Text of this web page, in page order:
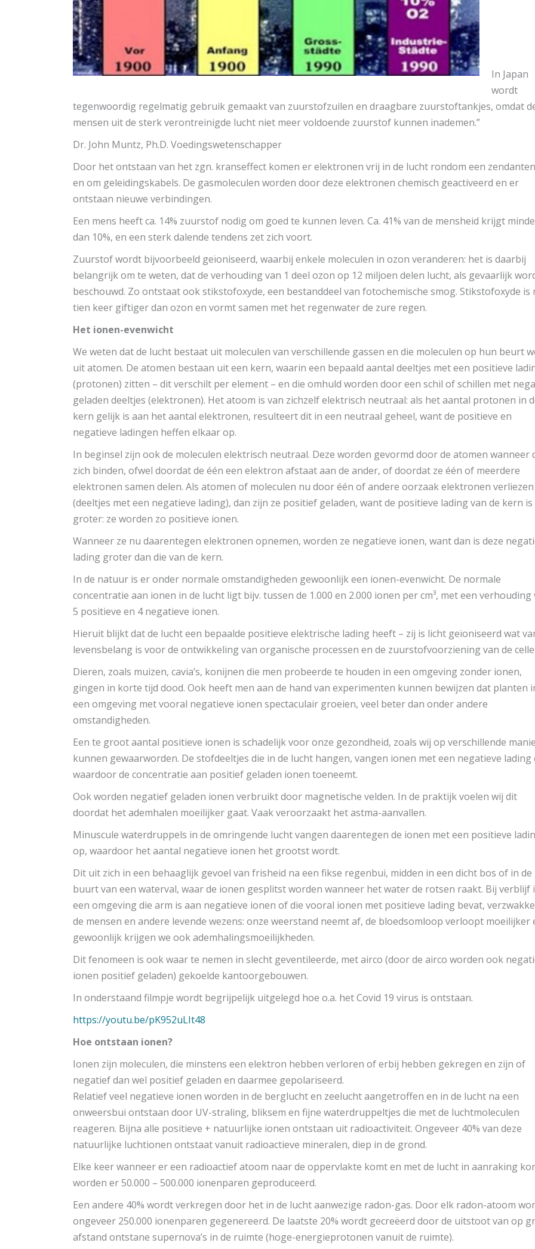
In Japan
wordt
tegenwoordig regelmatig gebruik gemaakt van zuurstofzuilen en draagbare zuurstoftankjes, omdat
mensen uit de sterk verontreinigde lucht niet meer voldoende zuurstof kunnen inademen.”
Dr. John Muntz, Ph.D. Voedingswetenschapper
Door het ontstaan van het zgn. kranseffect komen er elektronen vrij in de lucht rondom een
en om geleidingskabels. De gasmoleculen worden door deze elektronen chemisch geactiveerd en er
ontstaan nieuwe verbindingen.
Een mens heeft ca. 14% zuurstof nodig om goed te kunnen leven. Ca. 41% van de mensheid krijgt
dan 10%, en een sterk dalende tendens zet zich voort.
Zuurstof wordt bijvoorbeeld geïoniseerd, waarbij enkele moleculen in ozon veranderen: het is daarbij
belangrijk om te weten, dat de verhouding van 1 deel ozon op 12 miljoen delen lucht, als gevaarlijk
beschouwd. Zo ontstaat ook stikstofoxyde, een bestanddeel van fotochemische smog. Stikstofoxyde is
tien keer giftiger dan ozon en vormt samen met het regenwater de zure regen.
Het ionen-evenwicht
We weten dat de lucht bestaat uit moleculen van verschillende gassen en die moleculen op hun beurt
uit atomen. De atomen bestaan uit een kern, waarin een bepaald aantal deeltjes met een positieve
(protonen) zitten – dit verschilt per element – en die omhuld worden door een schil of schillen met
geladen deeltjes (elektronen). Het atoom is van zichzelf elektrisch neutraal: als het aantal protonen in
kern gelijk is aan het aantal elektronen, resulteert dit in een neutraal geheel, want de positieve en
negatieve ladingen heffen elkaar op.
In beginsel zijn ook de moleculen elektrisch neutraal. Deze worden gevormd door de atomen wanneer
zich binden, ofwel doordat de één een elektron afstaat aan de ander, of doordat ze één of meerdere
elektronen samen delen. Als atomen of moleculen nu door één of andere oorzaak elektronen verliezen
(deeltjes met een negatieve lading), dan zijn ze positief geladen, want de positieve lading van de kern is
groter: ze worden zo positieve ionen.
Wanneer ze nu daarentegen elektronen opnemen, worden ze negatieve ionen, want dan is deze
lading groter dan die van de kern.
In de natuur is er onder normale omstandigheden gewoonlijk een ionen-evenwicht. De normale
concentratie aan ionen in de lucht ligt bijv. tussen de 1.000 en 2.000 ionen per cm³, met een verhouding
5 positieve en 4 negatieve ionen.
Hieruit blijkt dat de lucht een bepaalde positieve elektrische lading heeft – zij is licht geïoniseerd wat
levensbelang is voor de ontwikkeling van organische processen en de zuurstofvoorziening van de
Dieren, zoals muizen, cavia’s, konijnen die men probeerde te houden in een omgeving zonder ionen,
gingen in korte tijd dood. Ook heeft men aan de hand van experimenten kunnen bewijzen dat planten
een omgeving met vooral negatieve ionen spectaculair groeien, veel beter dan onder andere
omstandigheden.
Een te groot aantal positieve ionen is schadelijk voor onze gezondheid, zoals wij op verschillende
kunnen gewaarworden. De stofdeeltjes die in de lucht hangen, vangen ionen met een negatieve lading
waardoor de concentratie aan positief geladen ionen toeneemt.
Ook worden negatief geladen ionen verbruikt door magnetische velden. In de praktijk voelen wij dit
doordat het ademhalen moeilijker gaat. Vaak veroorzaakt het astma-aanvallen.
Minuscule waterdruppels in de omringende lucht vangen daarentegen de ionen met een positieve
op, waardoor het aantal negatieve ionen het grootst wordt.
Dit uit zich in een behaaglijk gevoel van frisheid na een fikse regenbui, midden in een dicht bos of in de
buurt van een waterval, waar de ionen gesplitst worden wanneer het water de rotsen raakt. Bij verblijf
een omgeving die arm is aan negatieve ionen of die vooral ionen met positieve lading bevat,
de mensen en andere levende wezens: onze weerstand neemt af, de bloedsomloop verloopt moeilijker
gewoonlijk krijgen we ook ademhalingsmoeilijkheden.
Dit fenomeen is ook waar te nemen in slecht geventileerde, met airco (door de airco worden ook
ionen positief geladen) gekoelde kantoorgebouwen.
In onderstaand filmpje wordt begrijpelijk uitgelegd hoe o.a. het Covid 19 virus is ontstaan.
https://youtu.be/pK952uLIt48
Hoe ontstaan ionen?
Ionen zijn moleculen, die minstens een elektron hebben verloren of erbij hebben gekregen en zijn of
negatief dan wel positief geladen en daarmee gepolariseerd.
Relatief veel negatieve ionen worden in de berglucht en zeelucht aangetroffen en in de lucht na een
onweersbui ontstaan door UV-straling, bliksem en fijne waterdruppeltjes die met de luchtmoleculen
reageren. Bijna alle positieve + natuurlijke ionen ontstaan uit radioactiviteit. Ongeveer 40% van deze
natuurlijke luchtionen ontstaat vanuit radioactieve mineralen, diep in de grond.
Elke keer wanneer er een radioactief atoom naar de oppervlakte komt en met de lucht in aanraking
worden er 50.000 – 500.000 ionenparen geproduceerd.
Een andere 40% wordt verkregen door het in de lucht aanwezige radon-gas. Door elk radon-atoom
ongeveer 250.000 ionenparen gegenereerd. De laatste 20% wordt gecreëerd door de uitstoot van op
afstand ontstane supernova’s in de ruimte (hoge-energieprotonen vanuit de ruimte).